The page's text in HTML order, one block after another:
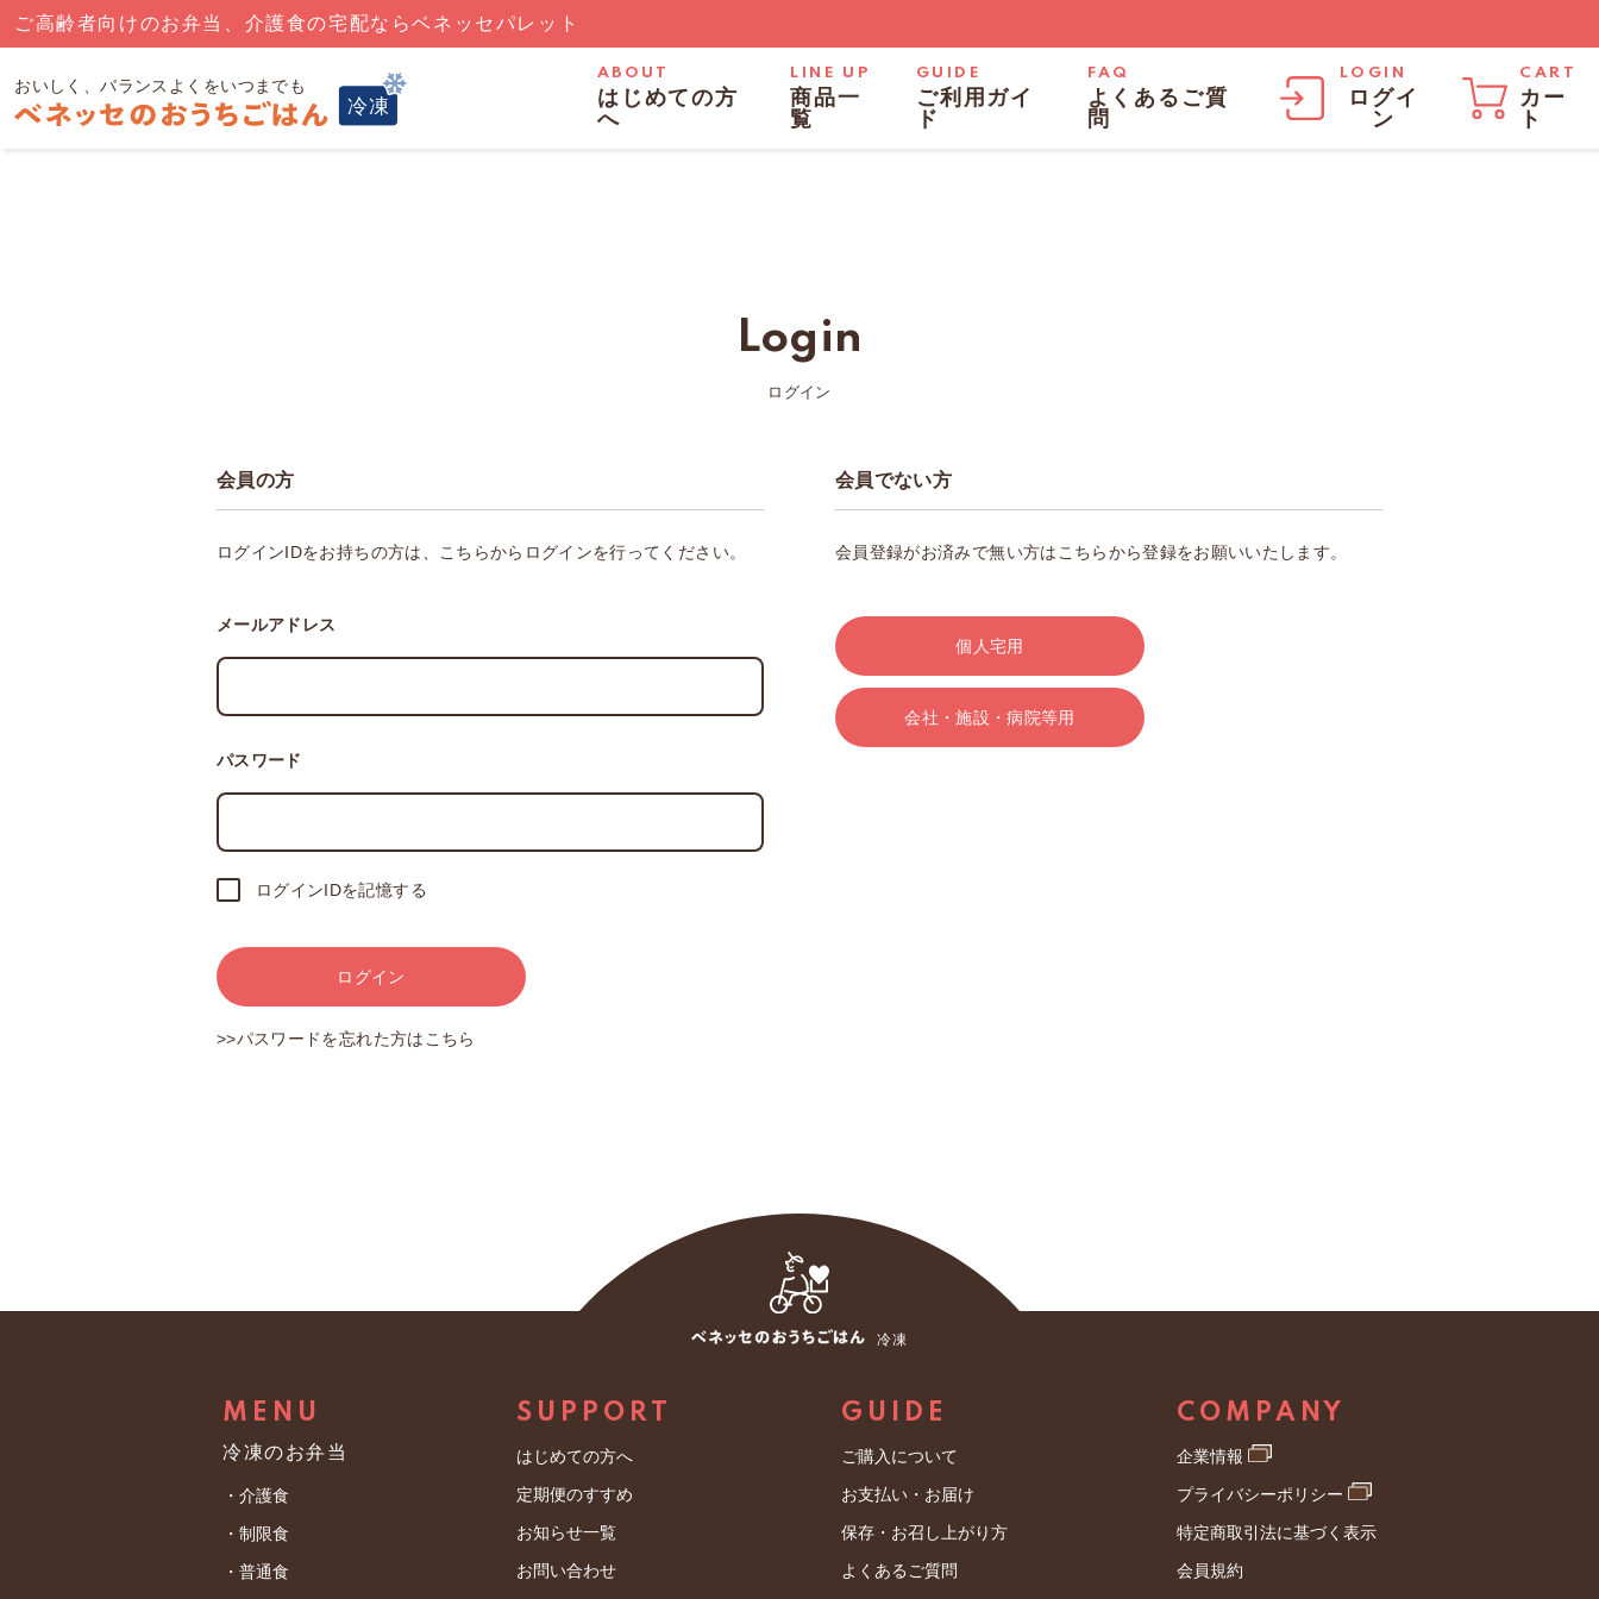
ご高齢者向けのお弁当、介護食の宅配ならベネッセパレット
ABOUT
はじめての方
へ
LINE UP
商品一
覧
GUIDE
ご利用ガイ
ド
FAQ
よくあるご質
問
LOGIN
ログイ
ン
CART
カー
ト
Login
ログイン
会員の方
ログインIDをお持ちの方は、こちらからログインを行ってください。
メールアドレス
パスワード
ログインIDを記憶する
ログイン
>>パスワードを忘れた方はこちら
会員でない方
会員登録がお済みで無い方はこちらから登録をお願いいたします。
個人宅用
会社・施設・病院等用
冷凍
MENU
冷凍のお弁当
・介護食
・制限食
・普通食
SUPPORT
はじめての方へ
定期便のすすめ
お知らせ一覧
お問い合わせ
GUIDE
ご購入について
お支払い・お届け
保存・お召し上がり方
よくあるご質問
COMPANY
企業情報
プライバシーポリシー
特定商取引法に基づく表示
会員規約